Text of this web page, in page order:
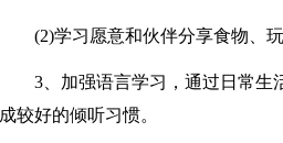
(2)学习愿意和伙伴分享食物、
3、加强语言学习，通过日常生
成较好的倾听习惯。